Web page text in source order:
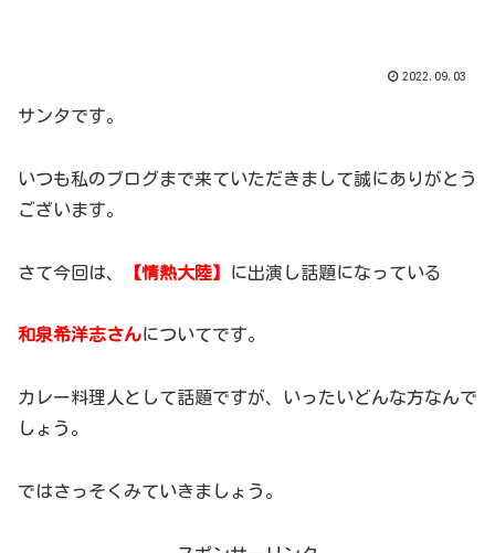
2022.09.03
サンタです。
いつも私のブログまで来ていただきまして誠にありがとう
ございます。
さて今回は、 【情熱大陸】 に出演し話題になっている
和泉希洋志さんについてです。
カレー料理人として話題ですが、いったいどんな方なんで
しょう。
ではさっそくみていきましょう。